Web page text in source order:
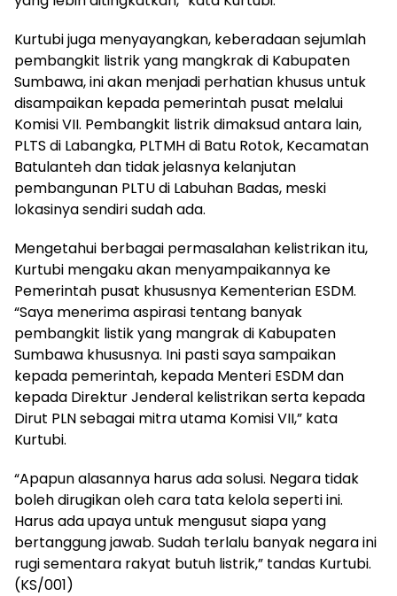
Kurtubi juga menyayangkan, keberadaan sejumlah
pembangkit listrik yang mangkrak di Kabupaten
Sumbawa, ini akan menjadi perhatian khusus untuk
disampaikan kepada pemerintah pusat melalui
Komisi VII. Pembangkit listrik dimaksud antara lain,
PLTS di Labangka, PLTMH di Batu Rotok, Kecamatan
Batulanteh dan tidak jelasnya kelanjutan
pembangunan PLTU di Labuhan Badas, meski
lokasinya sendiri sudah ada.
Mengetahui berbagai permasalahan kelistrikan itu,
Kurtubi mengaku akan menyampaikannya ke
Pemerintah pusat khususnya Kementerian ESDM.
“Saya menerima aspirasi tentang banyak
pembangkit listik yang mangrak di Kabupaten
Sumbawa khususnya. Ini pasti saya sampaikan
kepada pemerintah, kepada Menteri ESDM dan
kepada Direktur Jenderal kelistrikan serta kepada
Dirut PLN sebagai mitra utama Komisi VII,” kata
Kurtubi.
“Apapun alasannya harus ada solusi. Negara tidak
boleh dirugikan oleh cara tata kelola seperti ini.
Harus ada upaya untuk mengusut siapa yang
bertanggung jawab. Sudah terlalu banyak negara ini
rugi sementara rakyat butuh listrik,” tandas Kurtubi.
(KS/001)